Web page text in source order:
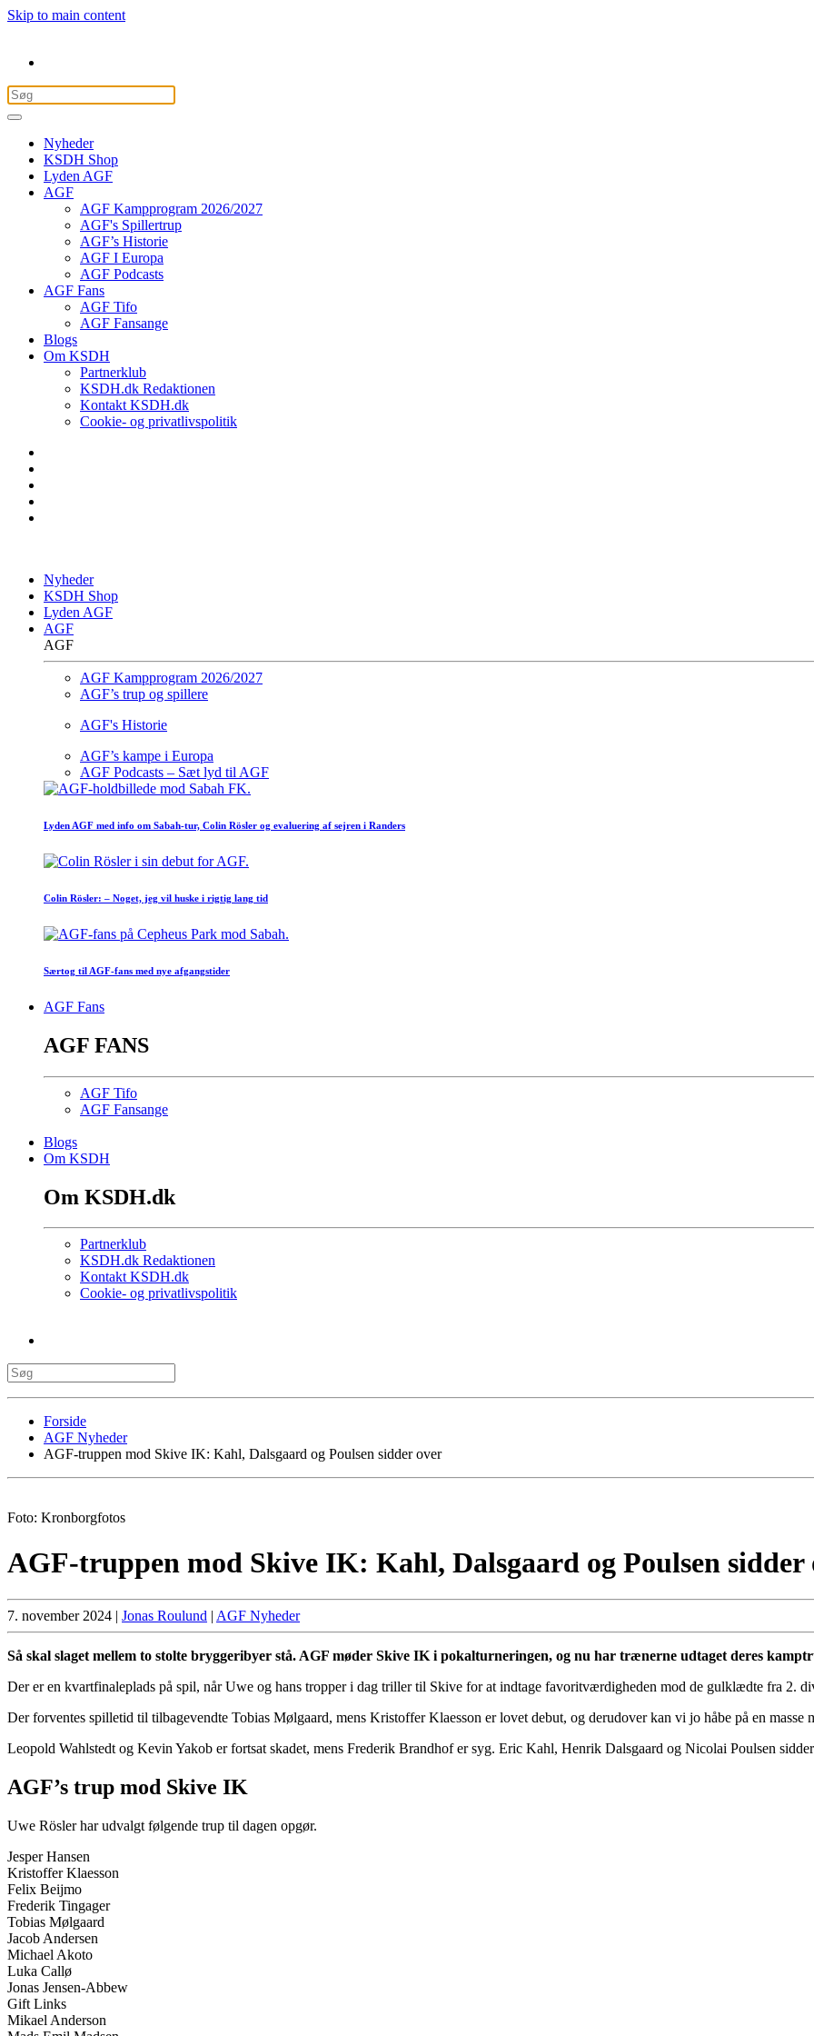
Skip to main content
Nyheder
KSDH Shop
Lyden AGF
AGF
AGF Kampprogram 2026/2027
AGF's Spillertrup
AGF’s Historie
AGF I Europa
AGF Podcasts
AGF Fans
AGF Tifo
AGF Fansange
Blogs
Om KSDH
Partnerklub
KSDH.dk Redaktionen
Kontakt KSDH.dk
Cookie- og privatlivspolitik
Nyheder
KSDH Shop
Lyden AGF
AGF
AGF
AGF Kampprogram 2026/2027
AGF’s trup og spillere
AGF's Historie
AGF’s kampe i Europa
AGF Podcasts – Sæt lyd til AGF
Lyden AGF med info om Sabah-tur, Colin Rösler og evaluering af sejren i Randers
Colin Rösler: – Noget, jeg vil huske i rigtig lang tid
Særtog til AGF-fans med nye afgangstider
AGF Fans
AGF FANS
AGF Tifo
AGF Fansange
Blogs
Om KSDH
Om KSDH.dk
Partnerklub
KSDH.dk Redaktionen
Kontakt KSDH.dk
Cookie- og privatlivspolitik
Forside
AGF Nyheder
AGF-truppen mod Skive IK: Kahl, Dalsgaard og Poulsen sidder over
Foto: Kronborgfotos
AGF-truppen mod Skive IK: Kahl, Dalsgaard og Poulsen sidder
7. november 2024 | Jonas Roulund | AGF Nyheder
Så skal slaget mellem to stolte bryggeribyer stå. AGF møder Skive IK i pokalturneringen, og nu har trænerne udtaget deres
Der er en kvartfinaleplads på spil, når Uwe og hans tropper i dag triller til Skive for at indtage favoritværdigheden mod de gulklædte fra 2.
Der forventes spilletid til tilbagevendte Tobias Mølgaard, mens Kristoffer Klaesson er lovet debut, og derudover kan vi jo håbe på en masse
Leopold Wahlstedt og Kevin Yakob er fortsat skadet, mens Frederik Brandhof er syg. Eric Kahl, Henrik Dalsgaard og Nicolai Poulsen
AGF’s trup mod Skive IK
Uwe Rösler har udvalgt følgende trup til dagen opgør.
Jesper Hansen
Kristoffer Klaesson
Felix Beijmo
Frederik Tingager
Tobias Mølgaard
Jacob Andersen
Michael Akoto
Luka Callø
Jonas Jensen-Abbew
Gift Links
Mikael Anderson